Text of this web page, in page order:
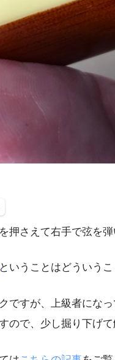
押さえて右手で弦を
ということはどういう
ですが、上級者にな
ので、少し掘り下げ